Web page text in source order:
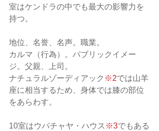
室はケンドラの中でも最大の影響力を
持つ。
地位、名誉、名声。職業。
カルマ（行為）。パブリックイメー
ジ。父親、上司。
ナチュラルゾーディアック ※2では山羊
座に相当するため、身体では膝の部位
をあらわす。
10室はウパチャヤ・ハウス ※3でもある